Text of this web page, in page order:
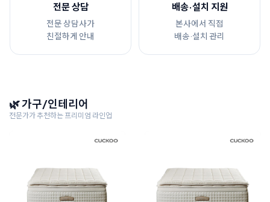
전문 상담
전문 상담사가
친절하게 안내
배송·설치 지원
본사에서 직접
배송·설치 관리
🌿 가구/인테리어
전문가가 추천하는 프리미엄 라인업